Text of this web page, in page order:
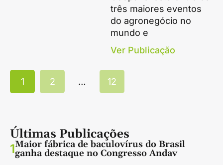
três maiores eventos
do agronegócio no
mundo e
Ver Publicação
1 2 … 12
Últimas Publicações
1Maior fábrica de baculovírus do Brasil
ganha destaque no Congresso Andav